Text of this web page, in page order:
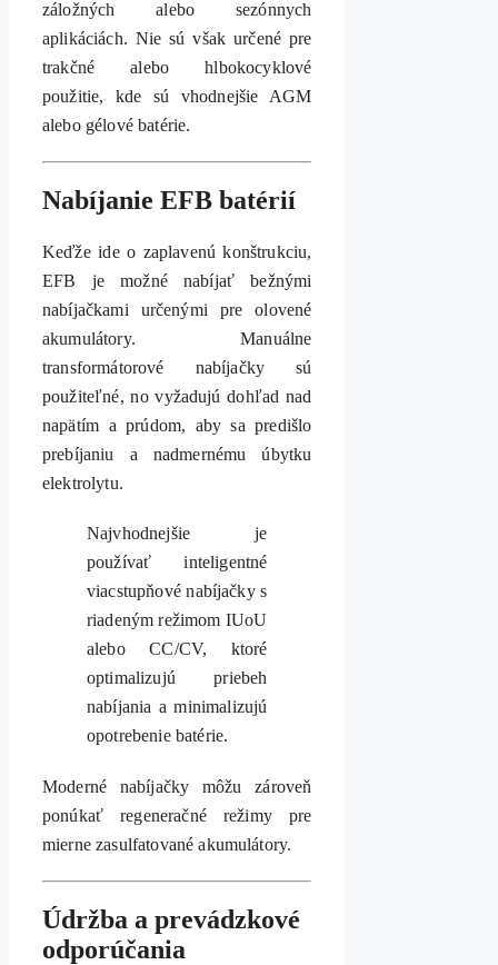
záložných alebo sezónnych
aplikáciách. Nie sú však určené pre
trakčné alebo hlbokocyklové
použitie, kde sú vhodnejšie AGM
alebo gélové batérie.
Nabíjanie EFB batérií
Keďže ide o zaplavenú konštrukciu,
EFB je možné nabíjať bežnými
nabíjačkami určenými pre olovené
akumulátory. Manuálne
transformátorové nabíjačky sú
použiteľné, no vyžadujú dohľad nad
napätím a prúdom, aby sa predišlo
prebíjaniu a nadmernému úbytku
elektrolytu.
Najvhodnejšie je
používať inteligentné
viacstupňové nabíjačky s
riadeným režimom IUoU
alebo CC/CV, ktoré
optimalizujú priebeh
nabíjania a minimalizujú
opotrebenie batérie.
Moderné nabíjačky môžu zároveň
ponúkať regeneračné režimy pre
mierne zasulfatované akumulátory.
Údržba a prevádzkové
odporúčania